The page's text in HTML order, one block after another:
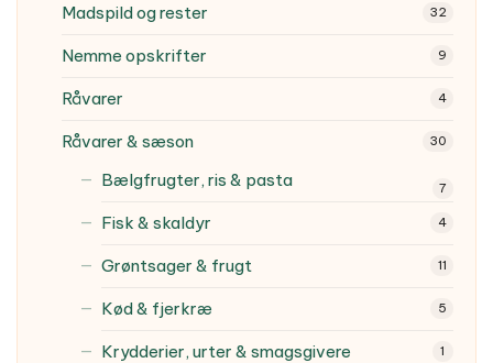
Madspild og rester 32
Nemme opskrifter 9
Råvarer 4
Råvarer & sæson 30
Bælgfrugter, ris & pasta 7
Fisk & skaldyr 4
Grøntsager & frugt 11
Kød & fjerkræ 5
Krydderier, urter & smagsgivere 1